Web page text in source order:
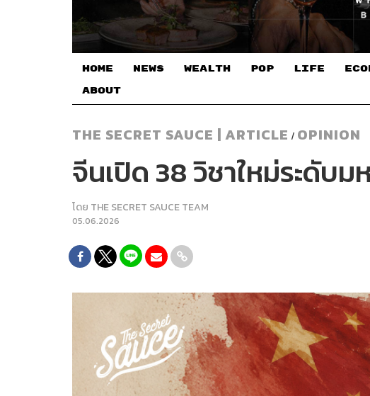
HOME NEWS WEALTH POP LIFE
ABOUT
THE SECRET SAUCE | ARTICLE / OPINION
จีนเปิด 38 วิชาใหม่ระดับ
โดย THE SECRET SAUCE TEAM
05.06.2026